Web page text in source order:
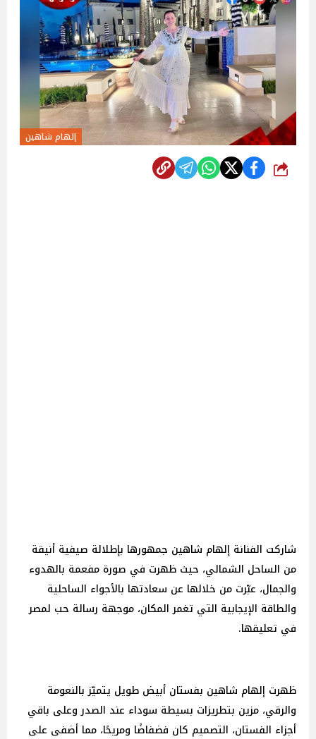
إلهام شاهين
شارك
شاركت الفنانة إلهام شاهين جمهورها بإطلالة صيفية أنيقة
من الساحل الشمالي، حيث ظهرت في صورة مفعمة بالهدوء
والجمال، عبّرت من خلالها عن سعادتها بالأجواء الساحلية
والطاقة الإيجابية التي تغمر المكان، موجهة رسالة حب لمصر
في تعليقها.
ظهرت إلهام شاهين بفستان أبيض طويل يتميّز بالنعومة
والرقي، مزين بتطريزات بسيطة سوداء عند الصدر وعلى باقي
أجزاء الفستان، التصميم كان فضفاضًا ومريحًا، مما أضفى على